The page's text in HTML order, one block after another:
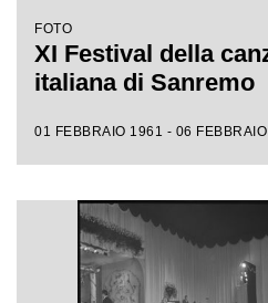
FOTO
XI Festival della
italiana di Sanremo
01 FEBBRAIO 1961 - 06